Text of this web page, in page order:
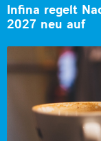
Infina regelt
2027 neu auf